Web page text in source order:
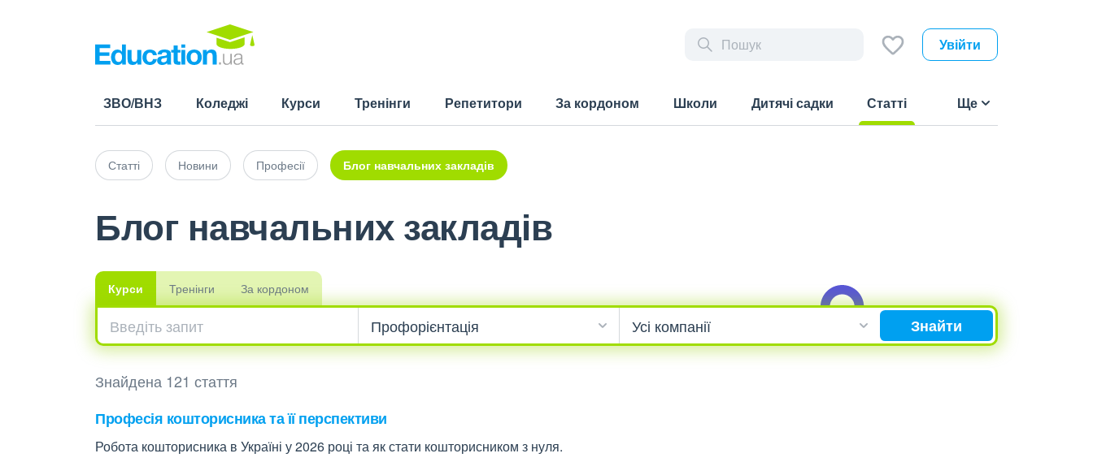
Увійти
ЗВО/ВНЗ Коледжі Курси Тренінги Репетитори За кордоном Школи Дитячі садки
Статті
Ще
Статті Новини Професії Блог навчальних закладів
Блог навчальних закладів
Курси Тренінги За кордоном
Знайти
Знайдена 121 стаття
Професія кошторисника та її перспективи
Робота кошторисника в Україні у 2026 році та як стати кошторисником з нуля.